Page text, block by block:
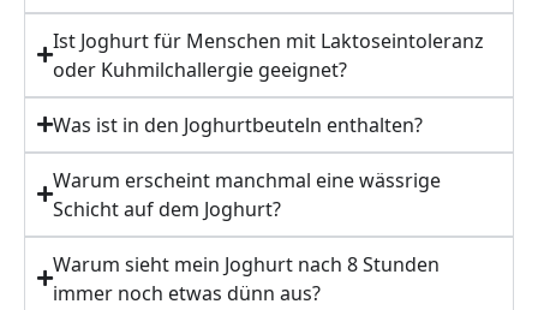
Ist Joghurt für Menschen mit Laktoseintoleranz
oder Kuhmilchallergie geeignet?
Was ist in den Joghurtbeuteln enthalten?
Warum erscheint manchmal eine wässrige
Schicht auf dem Joghurt?
Warum sieht mein Joghurt nach 8 Stunden
immer noch etwas dünn aus?